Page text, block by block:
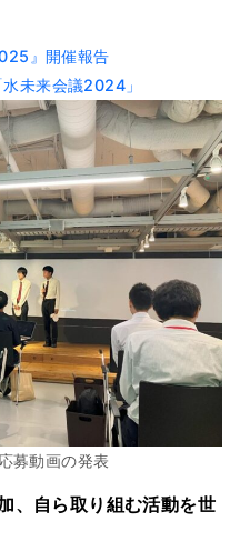
』開催報告
未来会議2024」
募動画の発表
、自ら取り組む活動を世